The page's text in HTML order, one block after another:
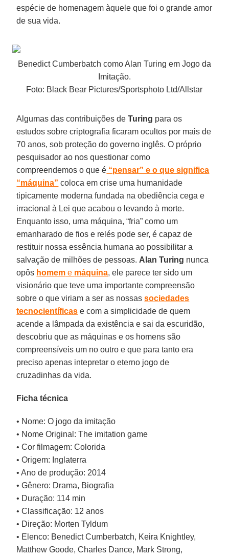
espécie de homenagem àquele que foi o grande amor
de sua vida.
Benedict Cumberbatch como Alan Turing em Jogo da
Imitação.
Foto: Black Bear Pictures/Sportsphoto Ltd/Allstar
Algumas das contribuições deTuring para os
estudos sobre criptografia ficaram ocultos por mais de
70 anos, sob proteção do governo inglês. O próprio
pesquisador ao nos questionar como
compreendemos o que é “pensar” e o que significa
“máquina” coloca em crise uma humanidade
tipicamente moderna fundada na obediência cega e
irracional à Lei que acabou o levando à morte.
Enquanto isso, uma máquina, “fria” como um
emanharado de fios e relés pode ser, é capaz de
restituir nossa essência humana ao possibilitar a
salvação de milhões de pessoas. Alan Turing nunca
opôs homem e máquina, ele parece ter sido um
visionário que teve uma importante compreensão
sobre o que viriam a ser as nossassociedades
tecnocientíficas e com a simplicidade de quem
acende a lâmpada da existência e sai da escuridão,
descobriu que as máquinas e os homens são
compreensíveis um no outro e que para tanto era
preciso apenas intepretar o eterno jogo de
cruzadinhas da vida.
Ficha técnica
• Nome: O jogo da imitação
• Nome Original: The imitation game
• Cor filmagem: Colorida
• Origem: Inglaterra
• Ano de produção: 2014
• Gênero: Drama, Biografia
• Duração: 114 min
• Classificação: 12 anos
• Direção: Morten Tyldum
• Elenco: Benedict Cumberbatch, Keira Knightley,
Matthew Goode, Charles Dance, Mark Strong,